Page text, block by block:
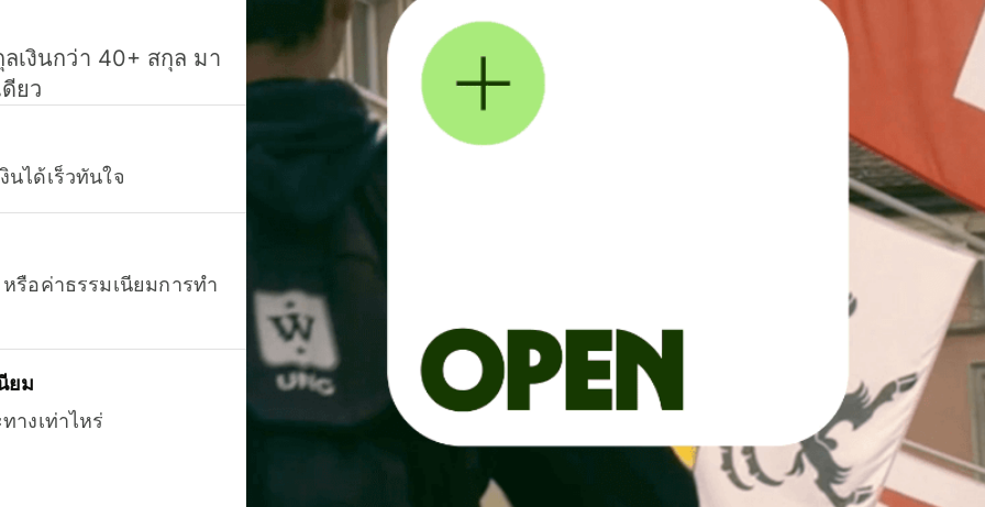
เงินกว่า 40+ สกุล มา
ยว
นได้เร็วทันใจ
รือค่าธรรมเนียมการทำ
ยม
างเท่าไหร่